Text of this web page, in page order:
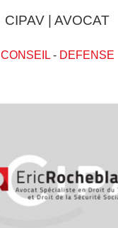
CIPAV | AVOCAT
CONSEIL- DEFENSE